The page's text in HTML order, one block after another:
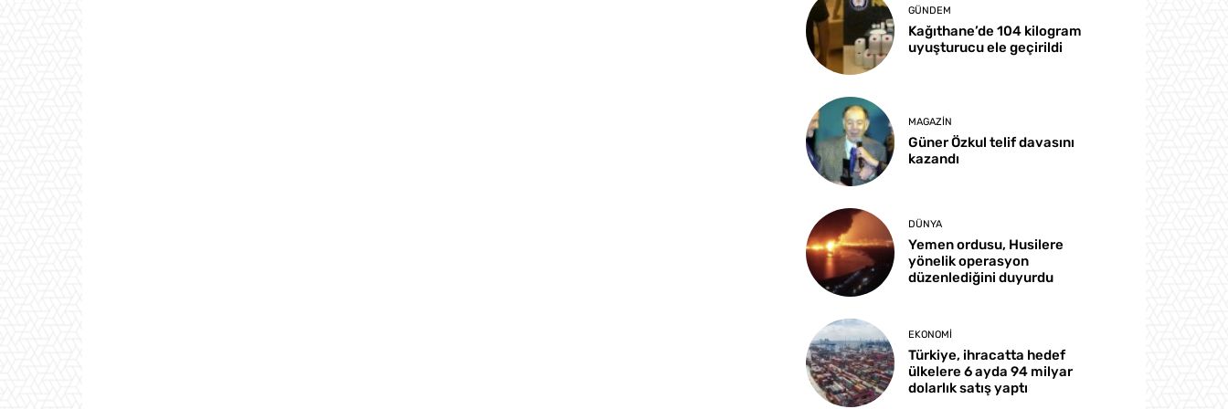
GÜNDEM
Kağıthane’de 104 kilogram
uyuşturucu ele geçirildi
MAGAZIN
Güner Özkul telif davasını
kazandı
DÜNYA
Yemen ordusu, Husilere
yönelik operasyon
düzenlediğini duyurdu
EKONOMI
Türkiye, ihracatta hedef
ülkelere 6 ayda 94 milyar
dolarlık satış yaptı